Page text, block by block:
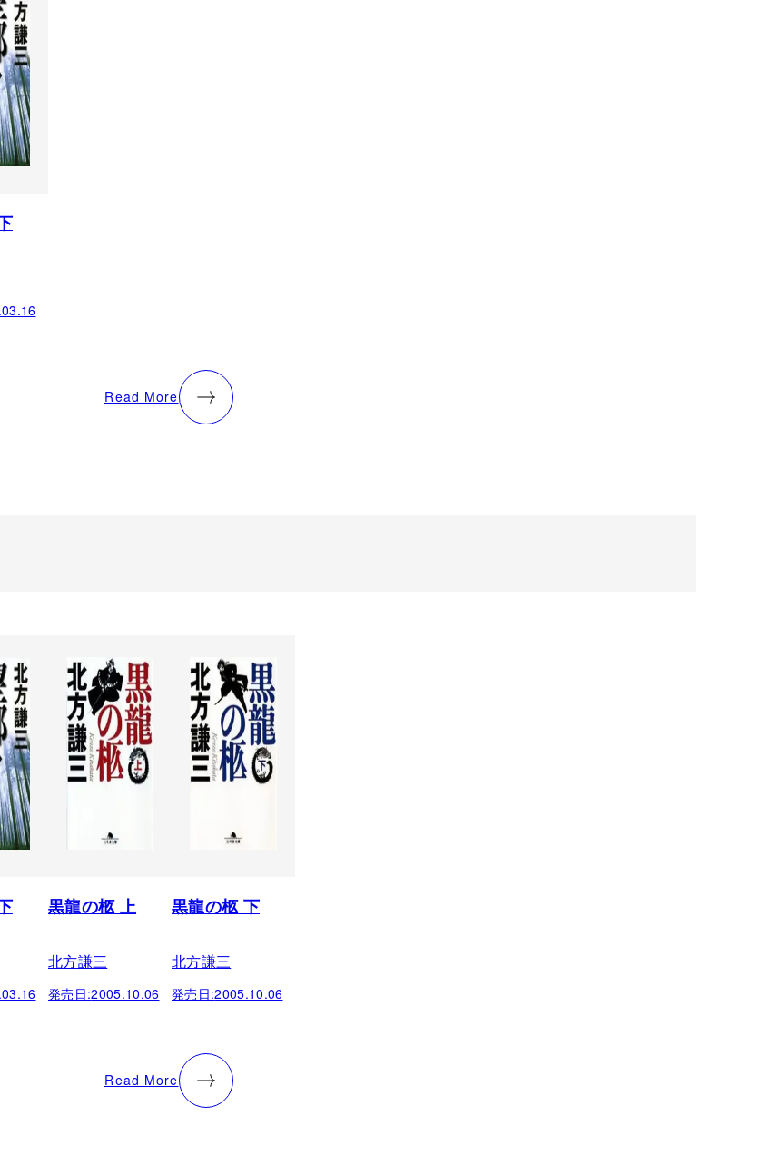
Read More
黒龍の柩 上
北方謙三
発売日:2005.10.06
黒龍の柩 下
北方謙三
発売日:2005.10.06
Read More